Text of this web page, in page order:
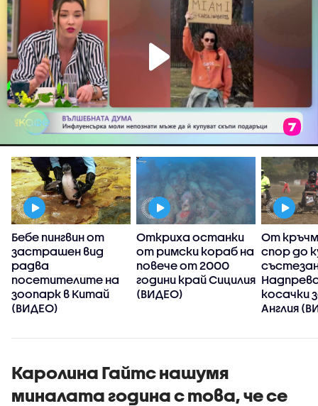
Бебе пингвин от
застрашен вид
радва
посетителите на
зоопарк в Китай
(ВИДЕО)
Откриха останки
от римски кораб на
повече от 2000
години край Сицилия
(ВИДЕО)
От
спор до
косачки
Англия
Каролина Гайтс нашумя
миналата година с това, че се